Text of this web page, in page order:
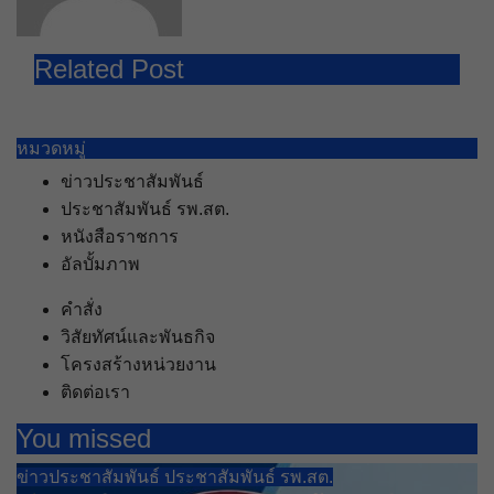
Related Post
หมวดหมู่
ข่าวประชาสัมพันธ์
ประชาสัมพันธ์ รพ.สต.
หนังสือราชการ
อัลบั้มภาพ
คำสั่ง
วิสัยทัศน์และพันธกิจ
โครงสร้างหน่วยงาน
ติดต่อเรา
You missed
ข่าวประชาสัมพันธ์ ประชาสัมพันธ์ รพ.สต.